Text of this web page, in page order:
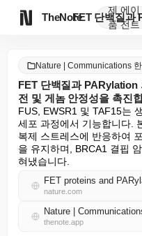
TheNote
제
품
에이
전트
Nature | Communications
FET 단백질과 PARylation
전 및 게놈 안정성을 촉진
FUS, EWSR1 및 TAF15는
세포 과정에서 기능합니다.
복제 스트레스에 반응하여
을 유지하며, BRCA1 결핍
혀냈습니다.
nature.com
Nature |
thenote.app